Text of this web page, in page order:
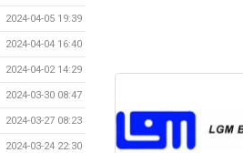
2024-04-05 19:39
2024-04-04 16:40
2024-04-02 14:29
2024-03-30 08:47
2024-03-27 08:23
2024-03-24 22:30